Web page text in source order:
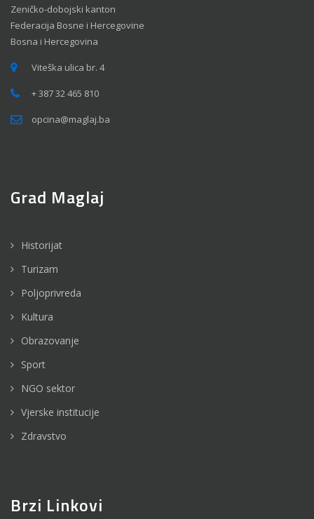
Zeničko-dobojski kanton
Federacija Bosne i Hercegovine
Bosna i Hercegovina
Viteška ulica br. 4
+ 387 32 465 810
opcina@maglaj.ba
Grad Maglaj
Historijat
Turizam
Poljoprivreda
Kultura
Obrazovanje
Sport
NGO sektor
Vjerske institucije
Zdravstvo
Brzi Linkovi